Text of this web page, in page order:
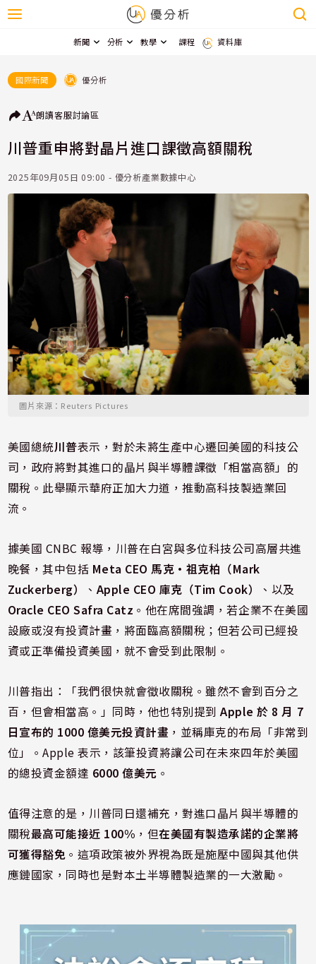
新聞 分析 教學 課程 資料庫
國際新聞 優分析
朗讀客服討論區
川普重申將對晶片進口課徵高額關稅
2025年09月05日 09:00 - 優分析產業數據中心
圖片來源：Reuters Pictures
美國總統川普表示，對於未將生產中心遷回美國的科技公
司，政府將對其進口的晶片與半導體課徵「相當高額」的
關稅。此舉顯示華府正加大力道，推動高科技製造業回
流。
據美國 CNBC 報導，川普在白宮與多位科技公司高層共進
晚餐，其中包括 Meta CEO 馬克·祖克柏（Mark
Zuckerberg）
、 Apple CEO 庫克（Tim Cook）
、以及
Oracle CEO Safra Catz 。他在席間強調，若企業不在美國
設廠或沒有投資計畫，將面臨高額關稅；但若公司已經投
資或正準備投資美國，就不會受到此限制。
川普指出：「我們很快就會徵收關稅。雖然不會到百分之
百，但會相當高。」同時，他也特別提到Apple 於 8 月 7
日宣布的 1000 億美元投資計畫 ，並稱庫克的布局「非常到
位」。Apple 表示，該筆投資將讓公司在未來四年於美國
的總投資金額達 6000 億美元 。
值得注意的是，川普同日還補充，對進口晶片與半導體的
關稅最高可能接近 100% ，但在美國有製造承諾的企業將
可獲得豁免 。這項政策被外界視為既是施壓中國與其他供
應鏈國家，同時也是對本土半導體製造業的一大激勵。